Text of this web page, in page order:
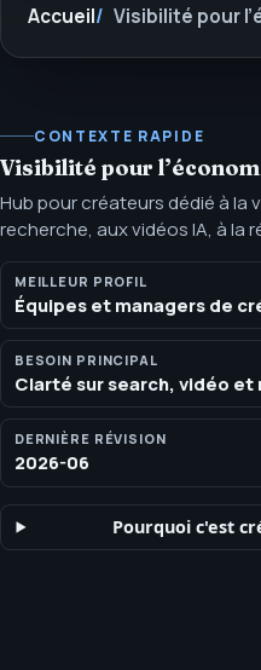
Accueil Visibilité pour
CONTEXTE RAPIDE
Visibilité pour
Hub pour créateurs dédié à la
recherche, aux vidéos IA, à la
croissance adaptée aux
créateurs, managers et
vidéo IA et réputation tout en
et le contexte plateforme.
MEILLEUR PROFIL
Équipes et managers de
BESOIN PRINCIPAL
Clarté sur search, vidéo
DERNIÈRE RÉVISION
2026-06
Pourquoi c'est